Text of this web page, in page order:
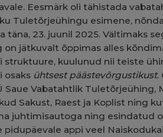
Eesmärk oli tähistada
Tuletõrjeühingu esimene,
täna, 23. juunil 2025. Vältimaks
on jätkuvalt õppimas alles
struktuure, kuulunud nii teiste
osaks ühtsest päästevõrgustikust.
Saue Vabatahtlik Tuletõrjeühing,
Sakust, Raest ja Koplist ning
juhtimisautoga ning esindatud
appi veel